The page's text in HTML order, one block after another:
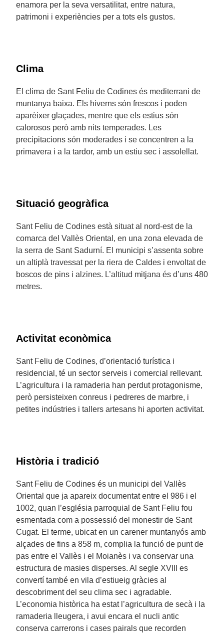
enamora per la seva versatilitat, entre natura,
patrimoni i experiències per a tots els gustos.
Clima
El clima de Sant Feliu de Codines és mediterrani de
muntanya baixa. Els hiverns són frescos i poden
aparèixer glaçades, mentre que els estius són
calorosos però amb nits temperades. Les
precipitacions són moderades i se concentren a la
primavera i a la tardor, amb un estiu sec i assolellat.
Situació geogràfica
Sant Feliu de Codines està situat al nord-est de la
comarca del Vallès Oriental, en una zona elevada de
la serra de Sant Sadurní. El municipi s’assenta sobre
un altiplà travessat per la riera de Caldes i envoltat de
boscos de pins i alzines. L’altitud mitjana és d’uns 480
metres.
Activitat econòmica
Sant Feliu de Codines, d’orientació turística i
residencial, té un sector serveis i comercial rellevant.
L’agricultura i la ramaderia han perdut protagonisme,
però persisteixen conreus i pedreres de marbre, i
petites indústries i tallers artesans hi aporten activitat.
Història i tradició
Sant Feliu de Codines és un municipi del Vallès
Oriental que ja apareix documentat entre el 986 i el
1002, quan l’església parroquial de Sant Feliu fou
esmentada com a possessió del monestir de Sant
Cugat. El terme, ubicat en un carener muntanyós amb
alçades de fins a 858 m, complia la funció de punt de
pas entre el Vallès i el Moianès i va conservar una
estructura de masies disperses. Al segle XVIII es
convertí també en vila d’estiueig gràcies al
descobriment del seu clima sec i agradable.
L’economia històrica ha estat l’agricultura de secà i la
ramaderia lleugera, i avui encara el nucli antic
conserva carrerons i cases pairals que recorden